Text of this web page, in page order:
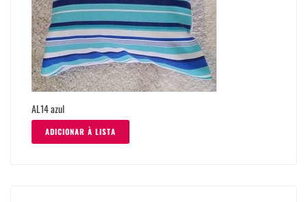
AL14 azul
ADICIONAR À LISTA